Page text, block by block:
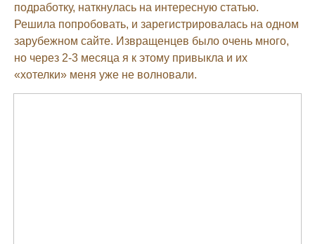
подработку, наткнулась на интересную статью.
Решила попробовать, и зарегистрировалась на одном
зарубежном сайте. Извращенцев было очень много,
но через 2-3 месяца я к этому привыкла и их
«хотелки» меня уже не волновали.